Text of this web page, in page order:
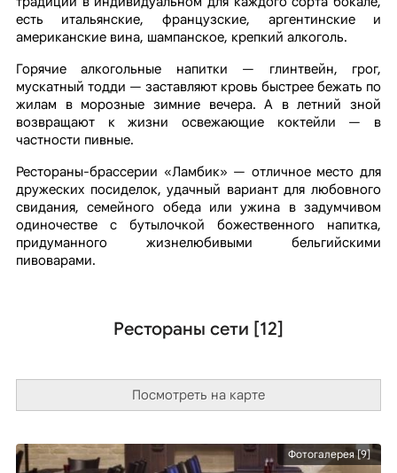
есть итальянские, французские, аргентинские и
американские вина, шампанское, крепкий алкоголь.
Горячие алкогольные напитки — глинтвейн, грог,
мускатный тодди — заставляют кровь быстрее бежать по
жилам в морозные зимние вечера. А в летний зной
возвращают к жизни освежающие коктейли — в
частности пивные.
Рестораны-брассерии «Ламбик» — отличное место для
дружеских посиделок, удачный вариант для любовного
свидания, семейного обеда или ужина в задумчивом
одиночестве с бутылочкой божественного напитка,
придуманного жизнелюбивыми бельгийскими
пивоварами.
Рестораны сети [12]
Посмотреть на карте
Фотогалерея [9]